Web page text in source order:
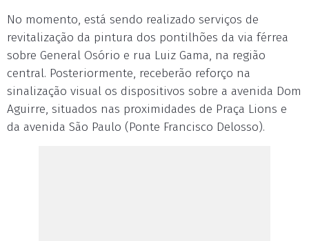
No momento, está sendo realizado serviços de
revitalização da pintura dos pontilhões da via férrea
sobre General Osório e rua Luiz Gama, na região
central. Posteriormente, receberão reforço na
sinalização visual os dispositivos sobre a avenida Dom
Aguirre, situados nas proximidades de Praça Lions e
da avenida São Paulo (Ponte Francisco Delosso).